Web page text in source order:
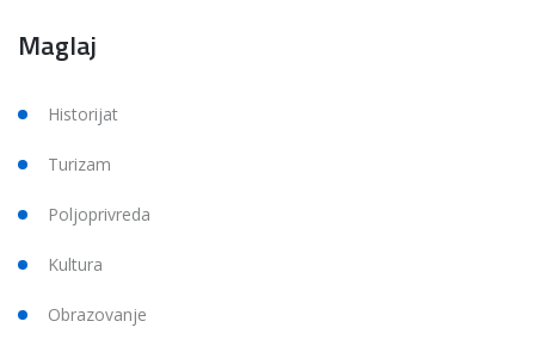
Maglaj
Historijat
Turizam
Poljoprivreda
Kultura
Obrazovanje